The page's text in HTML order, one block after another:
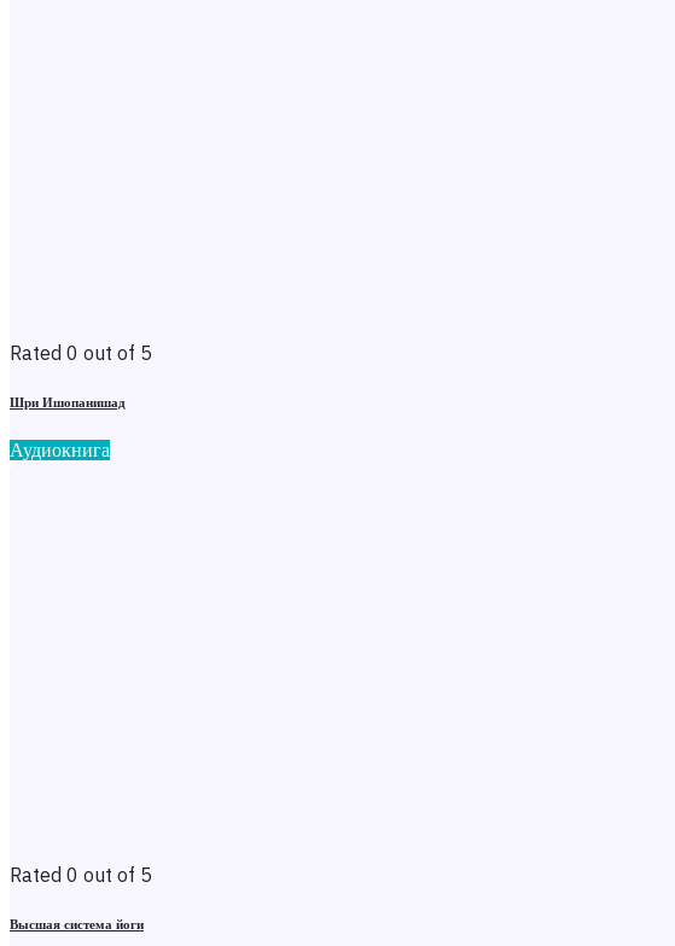
Rated 0 out of 5
Шри Ишопанишад
Аудиокнига
Rated 0 out of 5
Высшая система йоги